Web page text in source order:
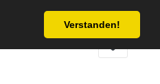
Verstanden!
Service/Hilfe